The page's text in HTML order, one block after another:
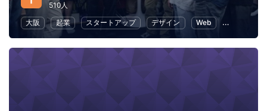
510人
大阪
起業 スタートアップ デザイン Web プログラミ